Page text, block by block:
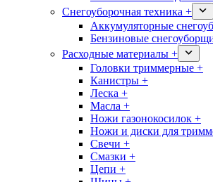
Снегоуборочная техника +
Аккумуляторные
Бензиновые
Расходные материалы +
Головки триммерные +
Канистры +
Леска +
Масла +
Ножи газонокосилок +
Ножи и диски для
Свечи +
Смазки +
Цепи +